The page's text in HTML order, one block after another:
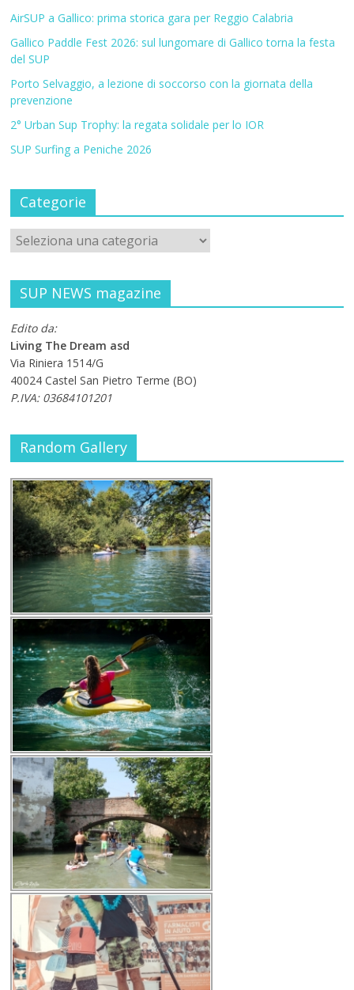
AirSUP a Gallico: prima storica gara per Reggio Calabria
Gallico Paddle Fest 2026: sul lungomare di Gallico torna la festa
del SUP
Porto Selvaggio, a lezione di soccorso con la giornata della
prevenzione
2° Urban Sup Trophy: la regata solidale per lo IOR
SUP Surfing a Peniche 2026
Categorie
SUP NEWS magazine
Edito da:
Living The Dream asd
Via Riniera 1514/G
40024 Castel San Pietro Terme (BO)
P.IVA: 03684101201
Random Gallery